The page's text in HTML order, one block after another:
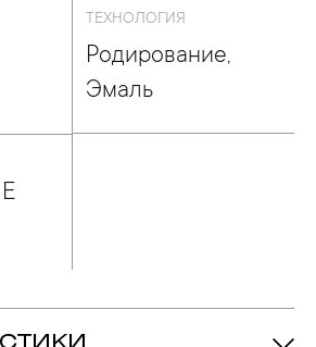
ТЕХНОЛОГИЯ
Родирование,
Эмаль